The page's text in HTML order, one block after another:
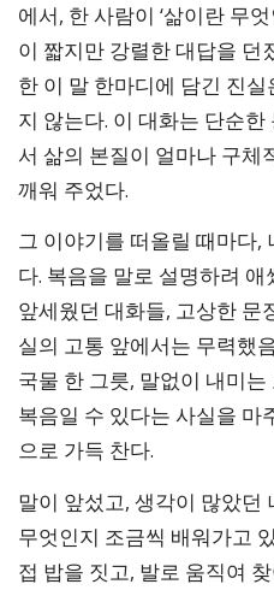
에서, 한 사람이 ‘삶이란 무
이 짧지만 강렬한 대답을 던
한 이 말 한마디에 담긴 진
지 않는다. 이 대화는 단순
서 삶의 본질이 얼마나 구체
깨워 주었다.
그 이야기를 떠올릴 때마다,
다. 복음을 말로 설명하려
앞세웠던 대화들, 고상한 문
실의 고통 앞에서는 무력했
국물 한 그릇, 말없이 내미
복음일 수 있다는 사실을 마
으로 가득 찬다.
말이 앞섰고, 생각이 많았던
무엇인지 조금씩 배워가고
접 밥을 짓고, 발로 움직여